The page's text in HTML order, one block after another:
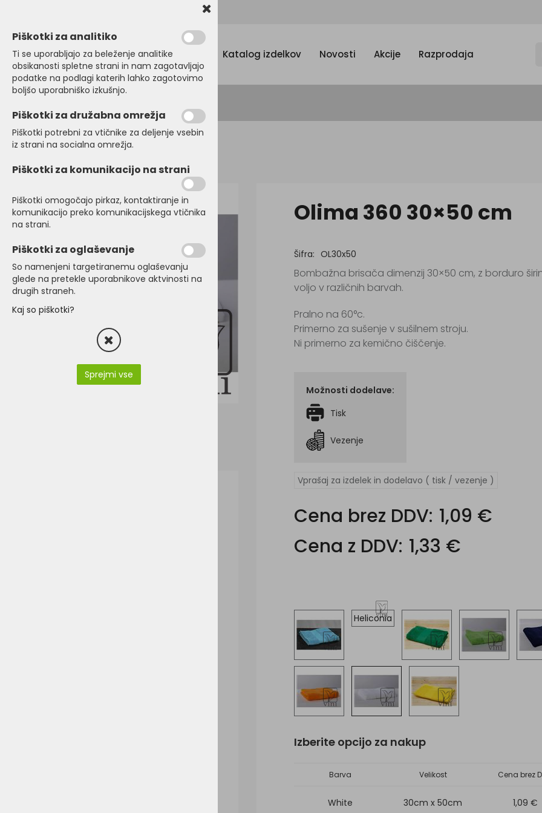
Menu Katalog izdelkov Novosti Akcije Razprodaja
Domov BRISAČE Brisače
Olima 360 30×50 cm
Šifra: OL30x50
Bombažna brisača dimenzij 30×50 cm, z borduro
voljo v različnih barvah.
Pralno na 60°c.
Primerno za sušenje v sušilnem stroju.
Ni primerno za kemično čiščenje.
Možnosti dodelave:
Tisk
Vezenje
Vprašaj za izdelek in dodelavo ( tisk / vezenje )
Cena brez DDV: 1,09 €
Cena z DDV: 1,33 €
Heliconia
Izberite opcijo za nakup
Barva Velikost Cena brez
White 30cm x 50cm 1,09 €
Piškotki za analitiko
Ti se uporabljajo za beleženje analitike
obsikanosti spletne strani in nam zagotavljajo
podatke na podlagi katerih lahko zagotovimo
boljšo uporabniško izkušnjo.
Piškotki za družabna omrežja
Piškotki potrebni za vtičnike za deljenje vsebin
iz strani na socialna omrežja.
Piškotki za komunikacijo na strani
Piškotki omogočajo pirkaz, kontaktiranje in
komunikacijo preko komunikacijskega vtičnika
na strani.
Piškotki za oglaševanje
So namenjeni targetiranemu oglaševanju
glede na pretekle uporabnikove aktvinosti na
drugih straneh.
Kaj so piškotki?
Sprejmi vse